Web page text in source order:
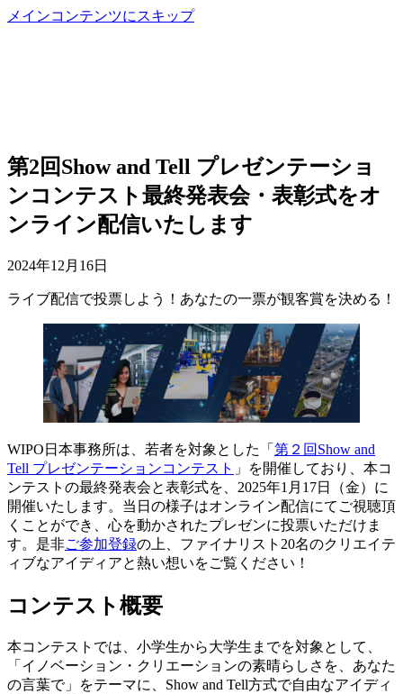
メインコンテンツにスキップ
第2回Show and Tell プレゼンテーショ
ンコンテスト最終発表会・表彰式をオ
ンライン配信いたします
2024年12月16日
ライブ配信で投票しよう！あなたの一票が観客賞を決める！
WIPO日本事務所は、若者を対象とした「 第２回Show and
Tell プレゼンテーションコンテスト 」を開催しており、本コ
ンテストの最終発表会と表彰式を、2025年1月17日（金）に
開催いたします。当日の様子はオンライン配信にてご視聴頂
くことができ、心を動かされたプレゼンに投票いただけま
す。是非ご参加登録の上、ファイナリスト20名のクリエイテ
ィブなアイディアと熱い想いをご覧ください！
コンテスト概要
本コンテストでは、小学生から大学生までを対象として、
「イノベーション・クリエーションの素晴らしさを、あなた
の言葉で」をテーマに、Show and Tell方式で自由なアイディ